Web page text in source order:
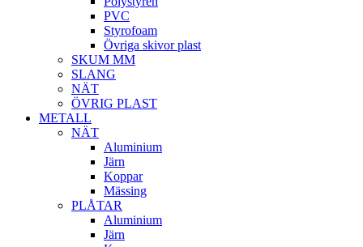
PVC
Styrofoam
Övriga skivor plast
SKUM MM
SLANG
NÄT
ÖVRIG PLAST
METALL
NÄT
Aluminium
Järn
Koppar
Mässing
PLÅTAR
Aluminium
Järn